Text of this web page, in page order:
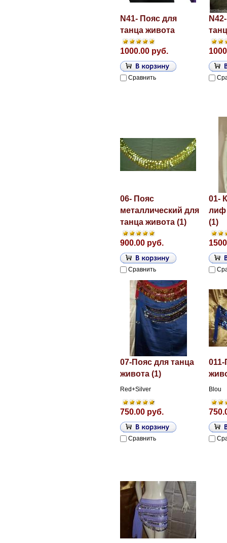
N41- Пояс для
танца живота
1000.00 руб.
Сравнить
06- Пояс
металлический для
танца живота (1)
900.00 руб.
Сравнить
01-
лиф
(1)
07-Пояс для танца
живота (1)
Red+Silver
750.00 руб.
Сравнить
Blou